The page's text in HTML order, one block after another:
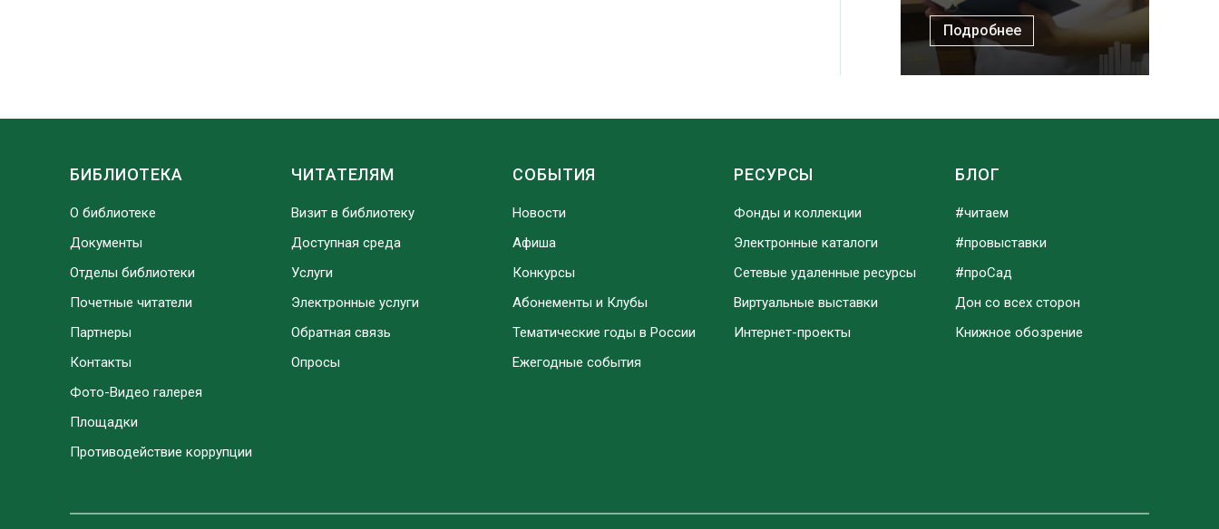
Подробнее
БИБЛИОТЕКА
О библиотеке
Документы
Отделы библиотеки
Почетные читатели
Партнеры
Контакты
Фото-Видео галерея
Площадки
Противодействие коррупции
ЧИТАТЕЛЯМ
Визит в библиотеку
Доступная среда
Услуги
Электронные услуги
Обратная связь
Опросы
СОБЫТИЯ
Новости
Афиша
Конкурсы
Абонементы и Клубы
Тематические годы в России
Ежегодные события
РЕСУРСЫ
Фонды и коллекции
Электронные каталоги
Сетевые удаленные ресурсы
Виртуальные выставки
Интернет-проекты
БЛОГ
#читаем
#провыставки
#проСад
Дон со всех сторон
Книжное обозрение